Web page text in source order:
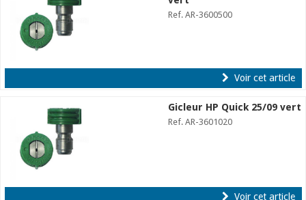
Ref. AR-3600500
Voir cet article
Gicleur HP Quick 25/09 vert
Ref. AR-3601020
Voir cet article